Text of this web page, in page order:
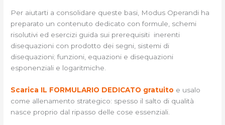
Per aiutarti a consolidare queste basi, Modus Operandi ha
preparato un contenuto dedicato con formule, schemi
risolutivi ed esercizi guida sui prerequisiti inerenti
disequazioni con prodotto dei segni, sistemi di
disequazioni; funzioni, equazioni e disequazioni
esponenziali e logaritmiche.
Scarica IL FORMULARIO DEDICATO gratuito e usalo
come allenamento strategico: spesso il salto di qualità
nasce proprio dal ripasso delle cose essenziali.